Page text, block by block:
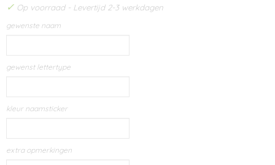
✓ Op voorraad - Levertijd 2-3 werkdagen
gewenste naam
gewenst lettertype
kleur naamsticker
extra opmerkingen